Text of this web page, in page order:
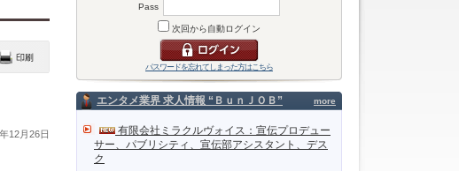
Pass
次回から自動ログイン
パスワードを忘れてしまった方はこちら
more
エンタメ業界 求人情報 “ＢｕｎＪＯＢ”
有限会社ミラクルヴォイス：宣伝プロデュー
サー、パブリシティ、宣伝部アシスタント、デス
ク
12月26日